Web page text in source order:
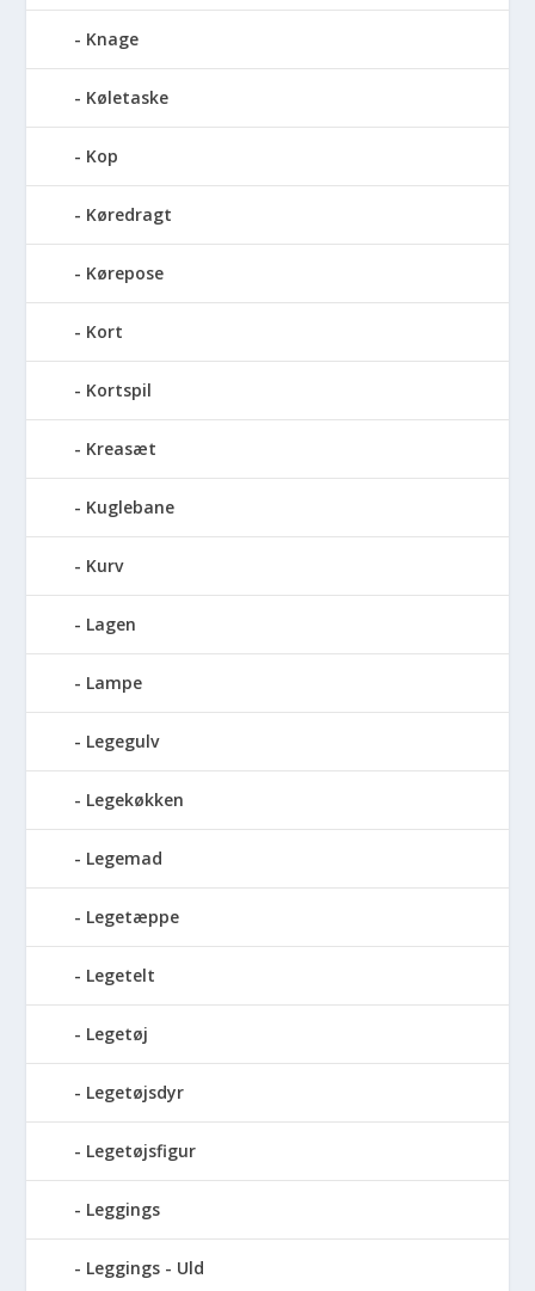
Knage
Køletaske
Kop
Køredragt
Kørepose
Kort
Kortspil
Kreasæt
Kuglebane
Kurv
Lagen
Lampe
Legegulv
Legekøkken
Legemad
Legetæppe
Legetelt
Legetøj
Legetøjsdyr
Legetøjsfigur
Leggings
Leggings - Uld